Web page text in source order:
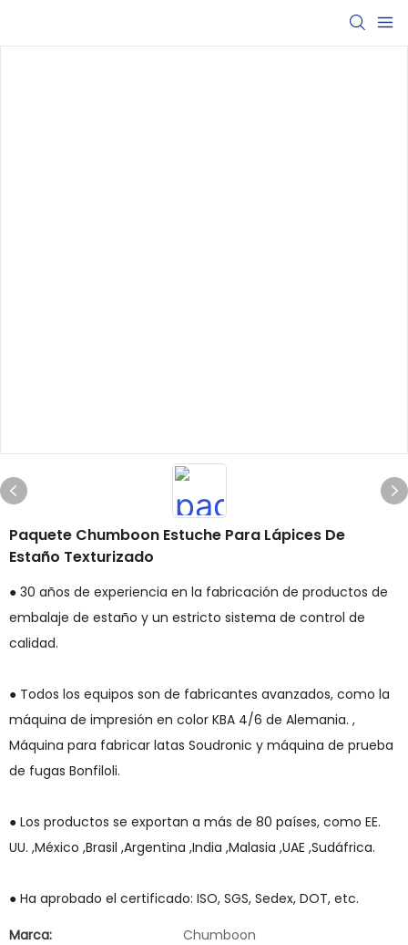
Paquete Chumboon Estuche Para Lápices De
Estaño Texturizado
● 30 años de experiencia en la fabricación de productos de
embalaje de estaño y un estricto sistema de control de
calidad.
● Todos los equipos son de fabricantes avanzados, como la
máquina de impresión en color KBA 4/6 de Alemania. ,
Máquina para fabricar latas Soudronic y máquina de prueba
de fugas Bonfiloli.
● Los productos se exportan a más de 80 países, como EE.
UU. ,México ,Brasil ,Argentina ,India ,Malasia ,UAE ,Sudáfrica.
● Ha aprobado el certificado: ISO, SGS, Sedex, DOT, etc.
Marca:
Chumboon